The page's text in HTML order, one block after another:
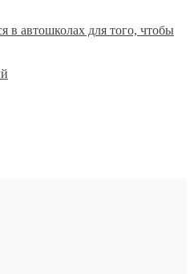
в автошколах для того, чтобы